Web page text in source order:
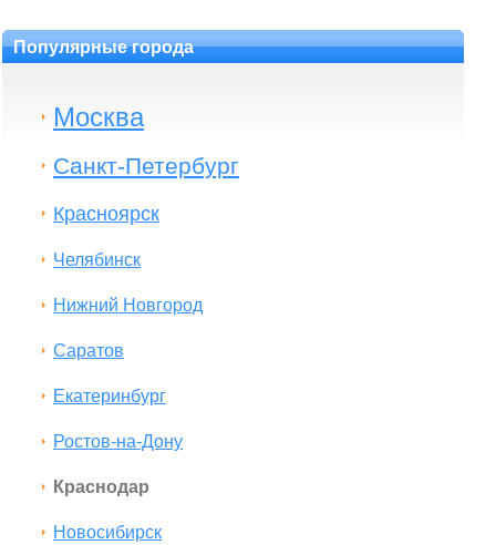
Популярные города
Москва
Санкт-Петербург
Красноярск
Челябинск
Нижний Новгород
Саратов
Екатеринбург
Ростов-на-Дону
Краснодар
Новосибирск